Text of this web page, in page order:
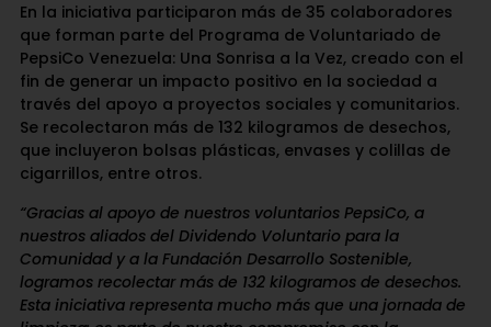
En la iniciativa participaron más de 35 colaboradores
que forman parte del Programa de Voluntariado de
PepsiCo Venezuela: Una Sonrisa a la Vez, creado con el
fin de generar un impacto positivo en la sociedad a
través del apoyo a proyectos sociales y comunitarios.
Se recolectaron más de 132 kilogramos de desechos,
que incluyeron bolsas plásticas, envases y colillas de
cigarrillos, entre otros.
“Gracias al apoyo de nuestros voluntarios PepsiCo, a
nuestros aliados del Dividendo Voluntario para la
Comunidad y a la Fundación Desarrollo Sostenible,
logramos recolectar más de 132 kilogramos de desechos.
Esta iniciativa representa mucho más que una jornada de